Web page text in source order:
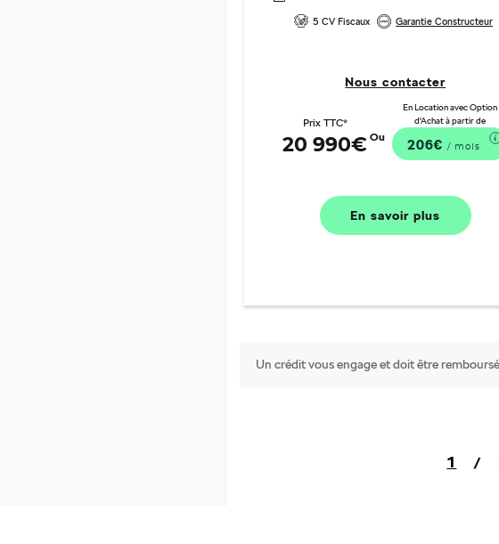
5 CV Fiscaux Garantie Constructeur
Nous contacter
Prix TTC*
20 990€ Ou
En Location avec Option
d'Achat à partir de
206€/ mois
En savoirplus
Un crédit vous engage et doit être
1